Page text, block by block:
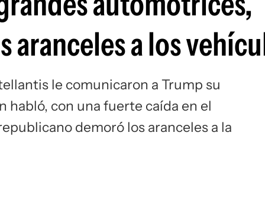
Siguenos en:
aranceles a los
le comunicaron a Trump su
habló, con una fuerte caída en el
demoró los aranceles a la